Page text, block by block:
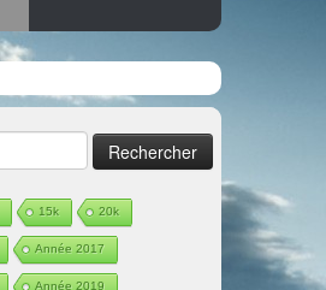
15k 20k
Année 2017
Année 2019